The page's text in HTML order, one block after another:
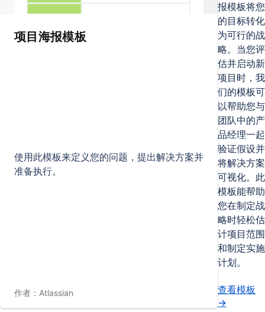
项目海报模板
使用此模板来定义您的问题，提出解决方案并
准备执行。
作者：Atlassian
报模板将您
的目标转化
为可行的战
略。当您评
估并启动新
项目时，我
们的模板可
以帮助您与
团队中的产
品经理一起
验证假设并
将解决方案
可视化。此
模板能帮助
您在制定战
略时轻松估
计项目范围
和制定实施
计划。
查看模板
→